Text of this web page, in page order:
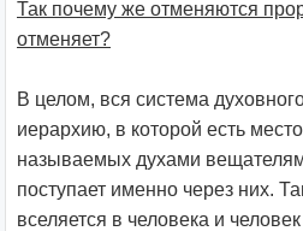
Так почему же отменяются
отменяет?
В целом, вся система
иерархию, в которой есть
называемых духами
поступает именно через них.
вселяется в человека и